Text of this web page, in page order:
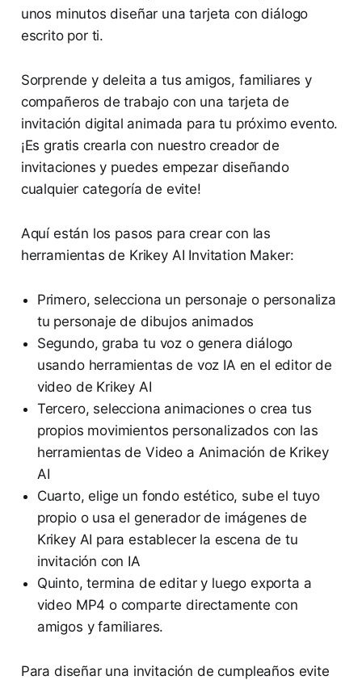
unos minutos diseñar una tarjeta con diálogo
escrito por ti.
Sorprende y deleita a tus amigos, familiares y
compañeros de trabajo con una tarjeta de
invitación digital animada para tu próximo evento.
¡Es gratis crearla con nuestro creador de
invitaciones y puedes empezar diseñando
cualquier categoría de evite!
Aquí están los pasos para crear con las
herramientas de Krikey AI Invitation Maker:
Primero, selecciona un personaje o personaliza
tu personaje de dibujos animados
Segundo, graba tu voz o genera diálogo
usando herramientas de voz IA en el editor de
video de Krikey AI
Tercero, selecciona animaciones o crea tus
propios movimientos personalizados con las
herramientas de Video a Animación de Krikey
AI
Cuarto, elige un fondo estético, sube el tuyo
propio o usa el generador de imágenes de
Krikey AI para establecer la escena de tu
invitación con IA
Quinto, termina de editar y luego exporta a
video MP4 o comparte directamente con
amigos y familiares.
Para diseñar una invitación de cumpleaños evite